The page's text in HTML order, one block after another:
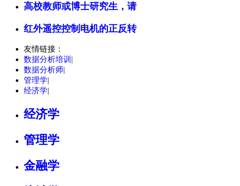
高校教师或博士研究生，请
红外遥控控制电机的正反转
友情链接：
数据分析培训 |
数据分析师|
管理学|
经济学|
经济学
管理学
金融学